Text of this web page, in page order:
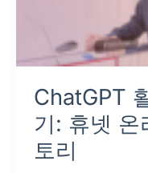
ChatGPT
기: 휴넷 온
토리
의
현
스